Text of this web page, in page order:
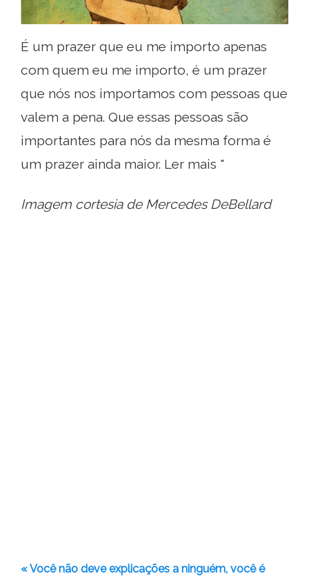
É um prazer que eu me importo apenas
com quem eu me importo, é um prazer
que nós nos importamos com pessoas que
valem a pena. Que essas pessoas são
importantes para nós da mesma forma é
um prazer ainda maior. Ler mais "
Imagem cortesia de Mercedes DeBellard
« Você não deve explicações a ninguém, você é